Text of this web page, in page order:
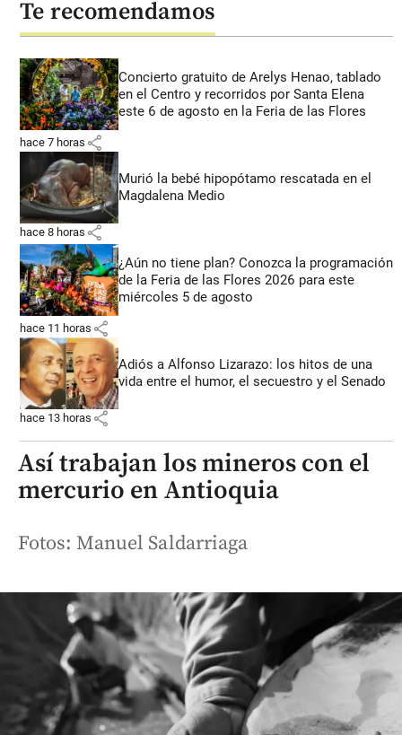
Te recomendamos
Concierto gratuito de Arelys Henao, tablado
en el Centro y recorridos por Santa Elena
este 6 de agosto en la Feria de las Flores
hace 7 horas share
Murió la bebé hipopótamo rescatada en el
Magdalena Medio
hace 8 horas share
¿Aún no tiene plan? Conozca la programación
de la Feria de las Flores 2026 para este
miércoles 5 de agosto
hace 11 horas share
Adiós a Alfonso Lizarazo: los hitos de una
vida entre el humor, el secuestro y el Senado
hace 13 horas share
Así trabajan los mineros con el
mercurio en Antioquia
Fotos: Manuel Saldarriaga